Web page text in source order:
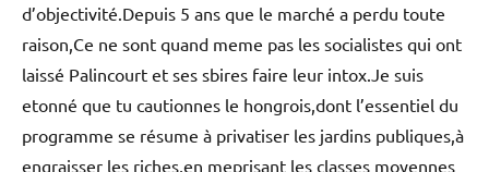
d’objectivité.Depuis 5 ans que le marché a perdu toute
raison,Ce ne sont quand meme pas les socialistes qui ont
laissé Palincourt et ses sbires faire leur intox.Je suis
etonné que tu cautionnes le hongrois,dont l’essentiel du
programme se résume à privatiser les jardins publiques,à
engraisser les riches,en meprisant les classes moyennes